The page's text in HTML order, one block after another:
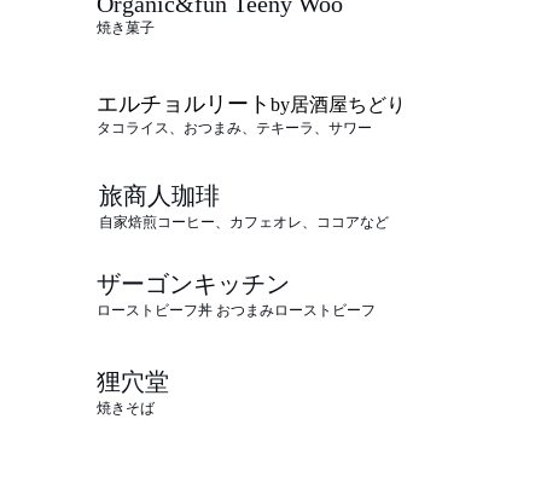
焼き菓子
​エルチョルリート by居酒屋ちどり
タコライス、おつまみ、テキーラ、サワー
旅商人珈琲
自家焙煎コーヒー、カフェオレ、ココアなど
ザーゴンキッチン
ローストビーフ丼 おつまみローストビーフ
狸穴堂
焼きそば